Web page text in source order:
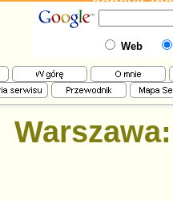
Web